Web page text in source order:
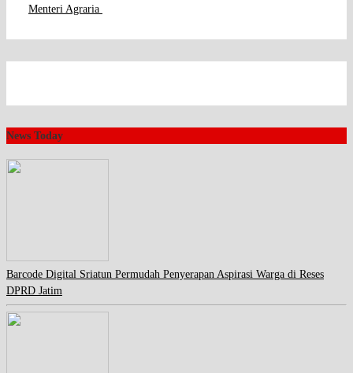
Menteri Agraria
News Today
Barcode Digital Sriatun Permudah Penyerapan Aspirasi Warga di Reses
DPRD Jatim